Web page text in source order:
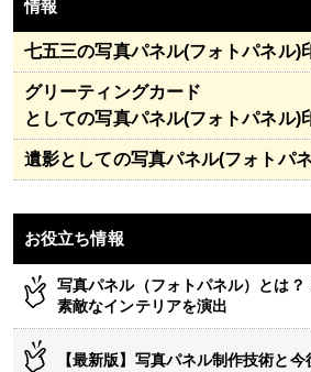
情報
七五三の写真パネル(フォトパネル)
グリーティングカード
としての写真パネル(フォトパネル)
遺影としての写真パネル(フォトパ
お役立ち情報
写真パネル（フォトパネル）とは
素敵なインテリアを演出
【最新版】写真パネル制作技術と今